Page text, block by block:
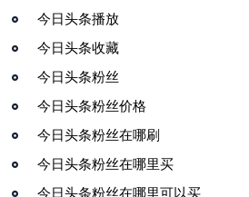
今日头条播放
今日头条收藏
今日头条粉丝
今日头条粉丝价格
今日头条粉丝在哪刷
今日头条粉丝在哪里买
今日头条粉丝在哪里可以买